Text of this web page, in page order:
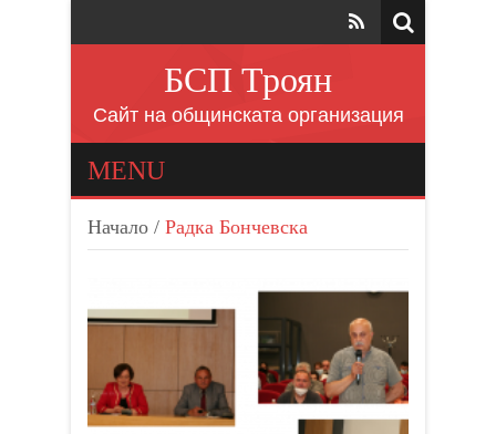
БСП Троян
Сайт на общинската организация
MENU
Начало / Радка Бончевска